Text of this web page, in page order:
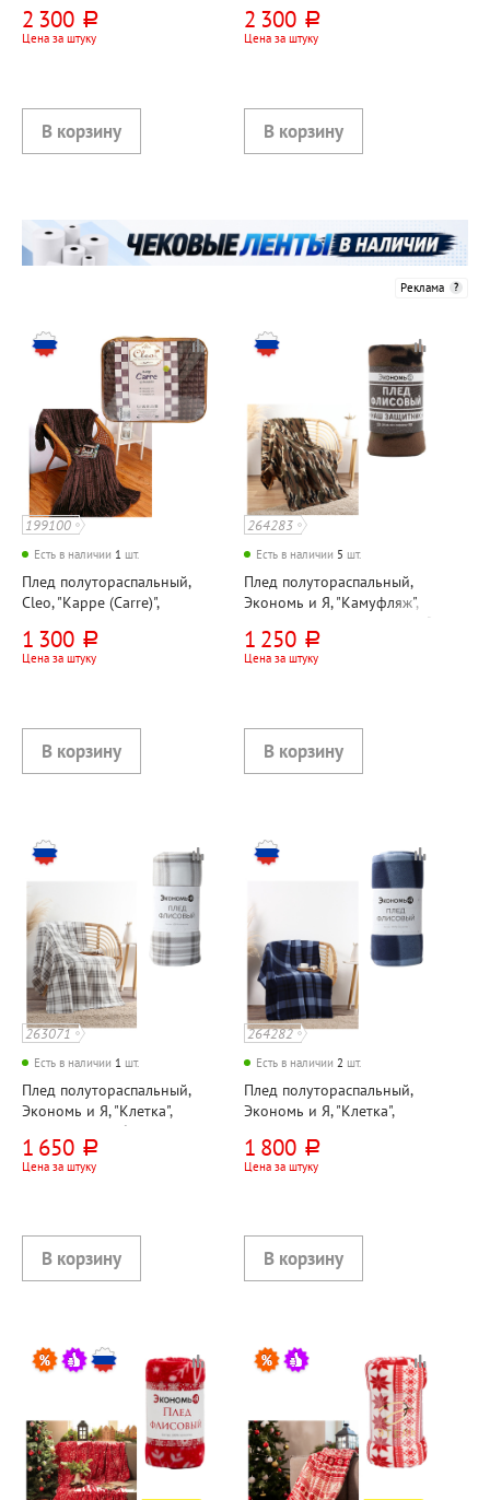
велсофт
2 300 руб.
Цена за штуку
велсофт
2 300 руб.
Цена за штуку
Реклама
199100
Есть в наличии 1 шт.
Плед полутораспальный,
Cleo, "Карре (Carre)",
коричневый, велсофт
1 300 руб.
Цена за штуку
264283
Есть в наличии 5 шт.
Плед полутораспальный,
Экономь и Я, "Камуфляж",
200см*150см, флис, 160г⁄м²
1 250 руб.
Цена за штуку
263071
Есть в наличии 1 шт.
Плед полутораспальный,
Экономь и Я, "Клетка",
200см*150см, белый,
полиэстер
1 650 руб.
Цена за штуку
264282
Есть в наличии 2 шт.
Плед полутораспальный,
Экономь и Я, "Клетка",
160г⁄м²
1 800 руб.
Цена за штуку